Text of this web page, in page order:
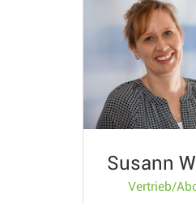
Susann
Vertrieb/